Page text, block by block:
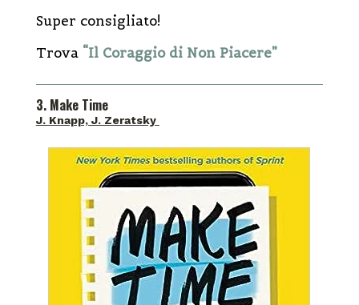
Super consigliato!
Trova “Il Coraggio di Non Piacere”
3. Make Time
J. Knapp, J. Zeratsky